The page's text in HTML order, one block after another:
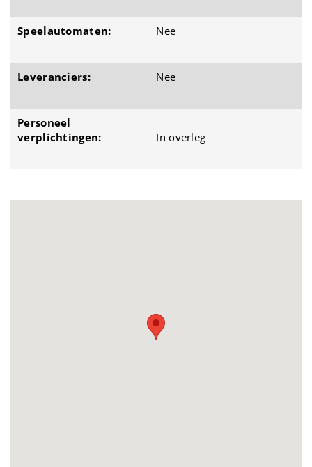
Speelautomaten: Nee
Leveranciers: Nee
Personeel
verplichtingen:
In overleg